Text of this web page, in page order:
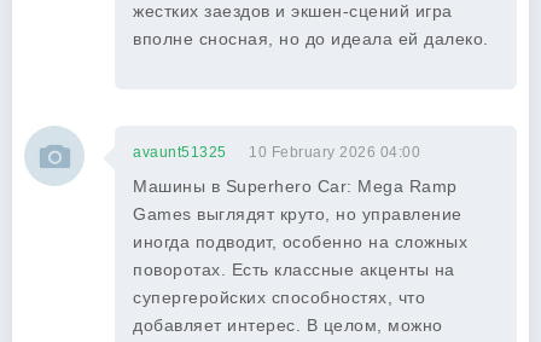
жестких заездов и экшен-сцений игра
вполне сносная, но до идеала ей далеко.
avaunt51325 10 February 2026 04:00
Машины в Superhero Car: Mega Ramp
Games выглядят круто, но управление
иногда подводит, особенно на сложных
поворотах. Есть классные акценты на
супергеройских способностях, что
добавляет интерес. В целом, можно